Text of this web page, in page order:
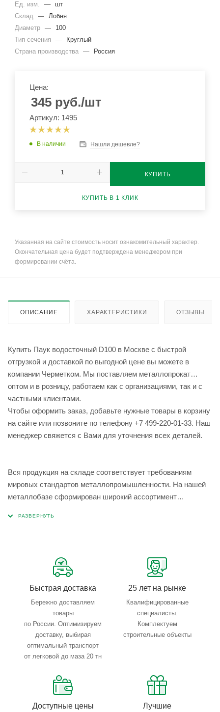
Ед. изм.
—
шт
Склад — Лобня
Диаметр —
100
Тип сечения
—
Круглый
Страна производства — Россия
Цена:
345 руб./шт
Артикул: 1495
В наличии Нашли дешевле?
КУПИТЬ
КУПИТЬ В 1 КЛИК
Указанная на сайте стоимость носит ознакомительный характер.
Окончательная цена будет подтверждена менеджером при
формировании счёта.
ОПИСАНИЕ ХАРАКТЕРИСТИКИ ОТЗЫВЫ
Купить Паук водосточный D100 в Москве с быстрой
отгрузкой и доставкой по выгодной цене вы можете в
компании Черметком. Мы поставляем металлопрокат
оптом и в розницу, работаем как с организациями, так и с
частными клиентами.
Чтобы оформить заказ, добавьте нужные товары в корзину
на сайте или позвоните по телефону +7 499-220-01-33. Наш
менеджер свяжется с Вами для уточнения всех деталей.
Вся продукция на складе соответствует требованиям
мировых стандартов металлопромышленности. На нашей
металлобазе сформирован широкий ассортимент
Быстрая доставка
Бережно доставляем
товары
по России. Оптимизируем
доставку, выбирая
оптимальный транспорт
от легковой до маза 20 тн
25 лет на рынке
Квалифицированные
специалисты.
Комплектуем
строительные объекты
Доступные цены Лучшие